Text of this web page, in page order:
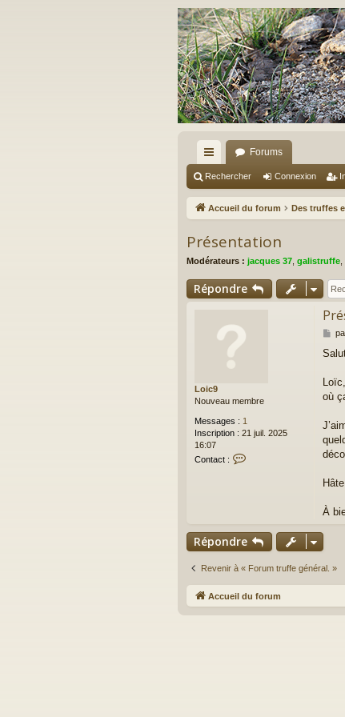
ac
co
ci
Forums
Rechercher Connexion
Accueil du forum Des truffes
Présentation
Modérateurs : jacques 37 galistruffe
Répondre
Loic9
Nouveau membre
Messages : 1
Inscription : 21 juil. 2025
16:07
Contact :
e
r
L
c
M
s
a
g
où
À
Répondre
Revenir à « Forum truffe général. »
Accueil du forum